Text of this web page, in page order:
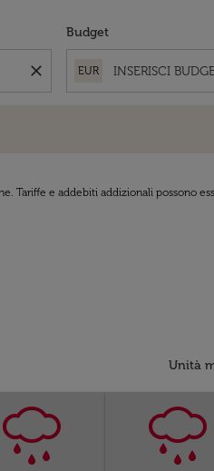
close
Budget
EUR
Tariffe e addebiti addizionali possono
Unità